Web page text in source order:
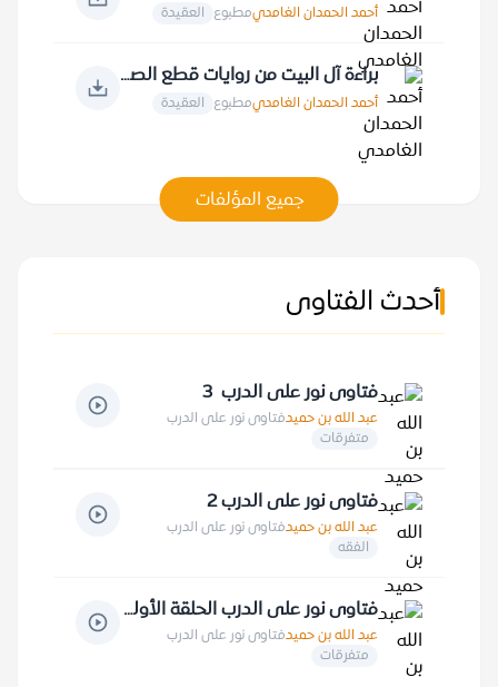
أحمد الحمدان الغامديمطبوع العقيدة
براءة آل البيت من روايات قطع الصلة بعبادة الله عز وجل ومقدساته
أحمد الحمدان الغامديمطبوع العقيدة
جميع المؤلفات
أحدث الفتاوى
فتاوى نور على الدرب 3
عبد الله بن حميدفتاوى نور على الدرب
متفرقات
فتاوى نور على الدرب 2
عبد الله بن حميدفتاوى نور على الدرب
الفقه
فتاوى نور على الدرب الحلقة الأولى
عبد الله بن حميدفتاوى نور على الدرب
متفرقات